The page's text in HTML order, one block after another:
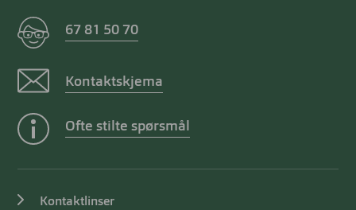
67 81 50 70
Kontaktskjema
Ofte stilte spørsmål
Kontaktlinser